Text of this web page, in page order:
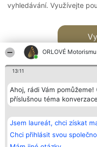
ORLOVÉ Motorismu
13:11
Ahoj, rádi Vám pomůžeme!
příslušnou téma
Jsem laureát, chci získat
Chci přihlásit svou
vyhledávání. Využívejte
Bright Side Solutions sp. z o.
o. sp. k.
ul. Ruska 22
Wrocław 50-079